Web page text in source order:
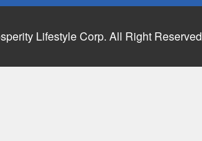
Lifestyle Corp. All Right Reserved